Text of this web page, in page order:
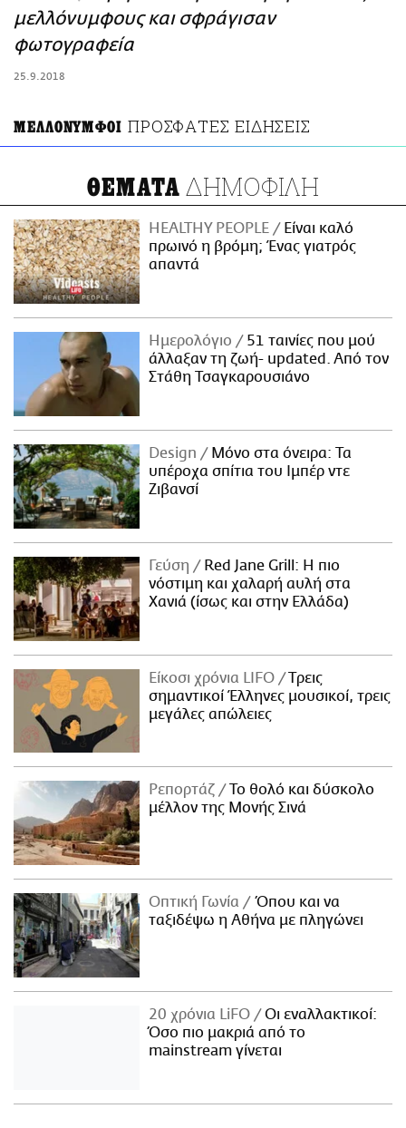
μελλόνυμφους και σφράγισαν
φωτογραφεία
25.9.2018
ΜΕΛΛΟΝΥΜΦΟΙ ΠΡΟΣΦΑΤΕΣ ΕΙΔΗΣΕΙΣ
ΘΕΜΑΤΑ ΔΗΜΟΦΙΛΗ
HEALTHY PEOPLE
Είναι καλό
πρωινό η βρόμη; Ένας γιατρός
απαντά
Ημερολόγιο
51 ταινίες που μού
άλλαξαν τη ζωή- updated. Aπό τον
Στάθη Τσαγκαρουσιάνο
Design
Μόνο στα όνειρα: Τα
υπέροχα σπίτια του Ιμπέρ ντε
Ζιβανσί
Γεύση
Red Jane Grill: Η πιο
νόστιμη και χαλαρή αυλή στα
Χανιά (ίσως και στην Ελλάδα)
Είκοσι χρόνια LIFO
Tρεις
σημαντικοί Έλληνες μουσικοί, τρεις
μεγάλες απώλειες
Ρεπορτάζ
Το θολό και δύσκολο
μέλλον της Μονής Σινά
Οπτική Γωνία
Όπου και να
ταξιδέψω η Αθήνα με πληγώνει
20 χρόνια LiFO
Οι εναλλακτικοί:
Όσο πιο μακριά από το
mainstream γίνεται